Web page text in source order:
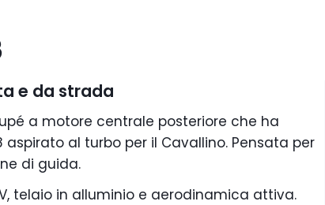
e da strada
a motore centrale posteriore che ha
al turbo per il Cavallino. Pensata per
di guida.
telaio in alluminio e aerodinamica attiva.